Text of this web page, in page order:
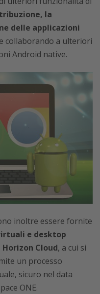
la
delle applicazioni
collaborando a ulteriori
Android native.
inoltre essere fornite
e desktop
Cloud, a cui si
un processo
sicuro nel data
ONE.